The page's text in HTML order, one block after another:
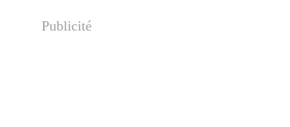
Publicité